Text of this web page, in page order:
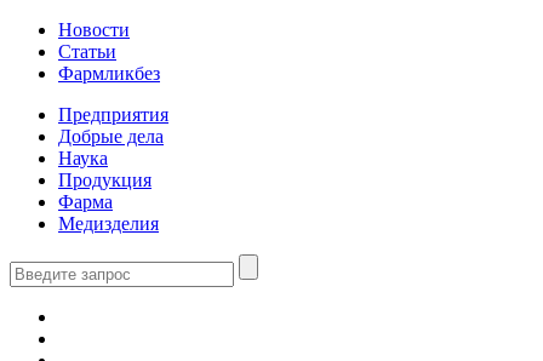
Новости
Статьи
Фармликбез
Предприятия
Добрые дела
Наука
Продукция
Фарма
Медизделия